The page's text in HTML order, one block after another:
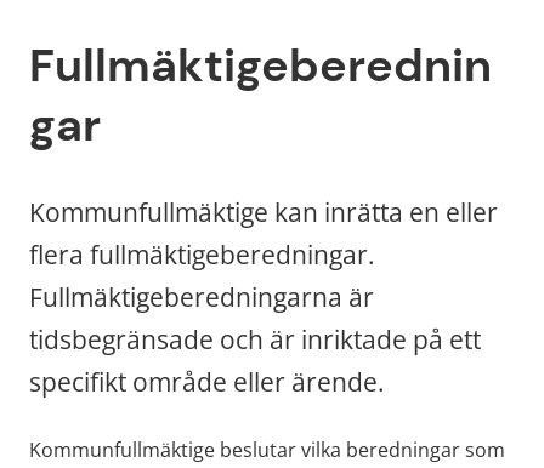
Fullmäktigeberednin
gar
Kommunfullmäktige kan inrätta en eller
flera fullmäktigeberedningar.
Fullmäktigeberedningarna är
tidsbegränsade och är inriktade på ett
specifikt område eller ärende.
Kommunfullmäktige beslutar vilka beredningar som